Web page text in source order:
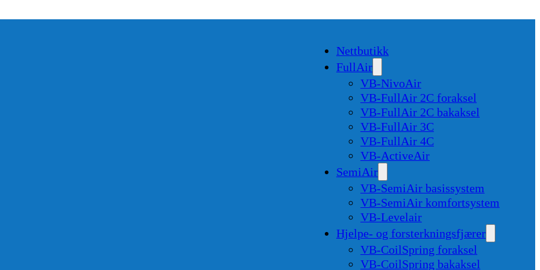
Nettbutikk
FullAir
VB-NivoAir
VB-FullAir 2C foraksel
VB-FullAir 2C bakaksel
VB-FullAir 3C
VB-FullAir 4C
VB-ActiveAir
SemiAir
VB-SemiAir basissystem
VB-SemiAir komfortsystem
VB-Levelair
Hjelpe- og forsterkningsfjærer
VB-CoilSpring foraksel
VB-CoilSpring bakaksel